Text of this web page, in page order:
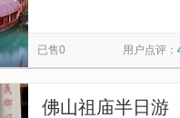
已售0 用户点评：
佛山祖庙半日游